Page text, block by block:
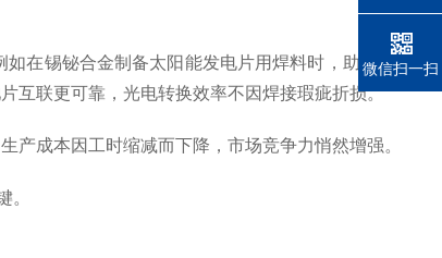
在锡铋合金制备太阳能发电片用焊料时，助熔剂依
互联更可靠，光电转换效率不因焊接瑕疵折损。
成本因工时缩减而下降，市场竞争力悄然增强。
。
微信扫一扫